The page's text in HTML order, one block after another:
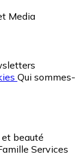
Media
Qui sommes-
beauté
Services